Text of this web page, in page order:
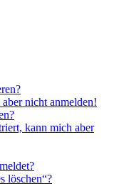
nicht anmelden!
kann mich aber
löschen“?